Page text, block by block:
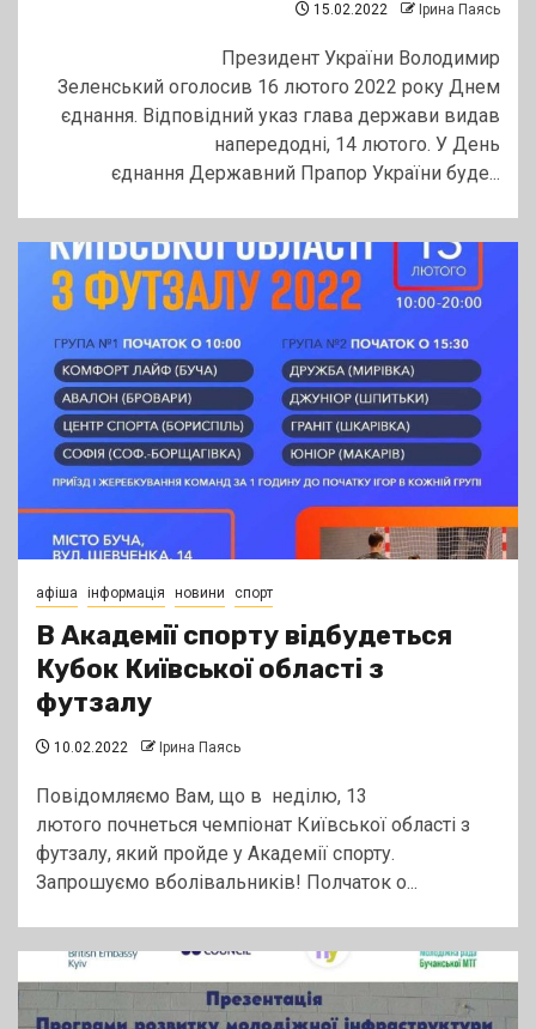
15.02.2022 Ірина Паясь
Президент України Володимир
Зеленський оголосив 16 лютого 2022 року Днем
єднання. Відповідний указ глава держави видав
напередодні, 14 лютого. У День
єднання Державний Прапор України буде...
афіша інформація новини спорт
В Академії спорту відбудеться
Кубок Київської області з
футзалу
10.02.2022 Ірина Паясь
Повідомляємо Вам, що в неділю, 13
лютого почнеться чемпіонат Київської області з
футзалу, який пройде у Академії спорту.
Запрошуємо вболівальників! Полчаток о...